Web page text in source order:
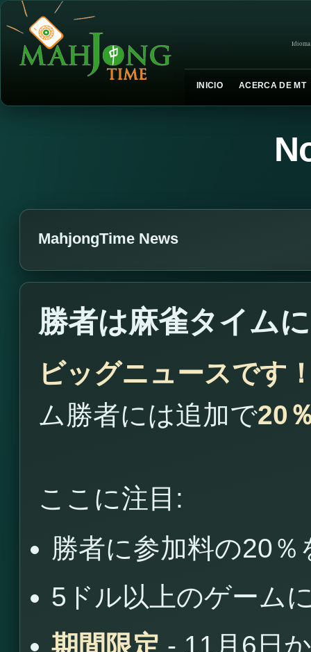
INICIO ACERCA DE MT
MahjongTime News
勝者は麻雀タイム
ビッグニュースです
ム勝者には追加で20
ここに注目:
勝者に参加料の20％
5ドル以上のゲーム
期間限定 - 11月6日